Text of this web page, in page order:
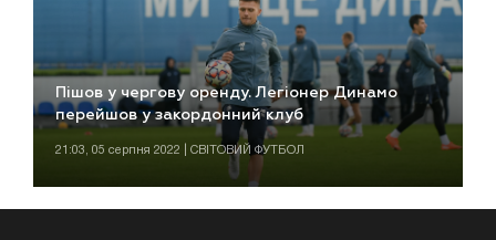
Пішов у чергову оренду. Легіонер Динамо
перейшов у закордонний клуб
21:03, 05 серпня 2022 | СВІТОВИЙ ФУТБОЛ